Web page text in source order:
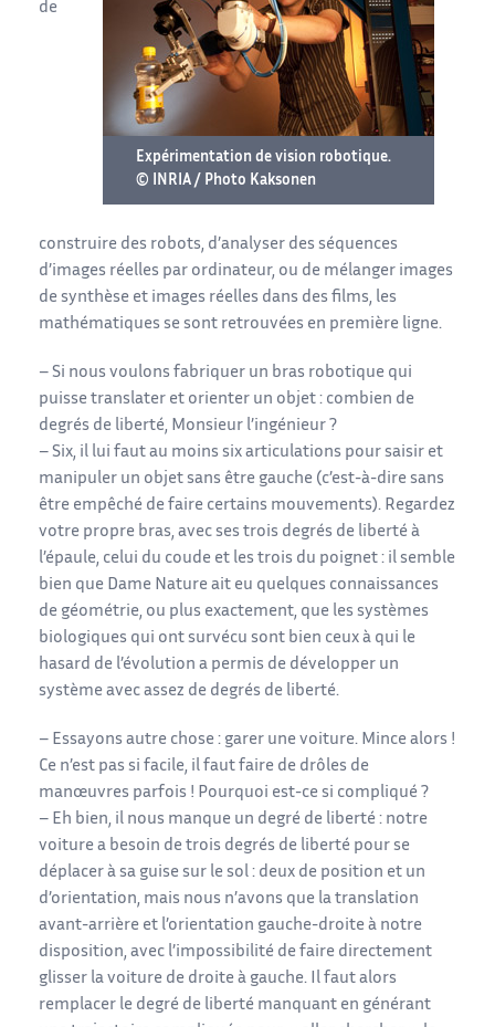
Expérimentation de vision robotique.
© INRIA / Photo Kaksonen
de
construire des robots, d’analyser des séquences
d’images réelles par ordinateur, ou de mélanger images
de synthèse et images réelles dans des films, les
mathématiques se sont retrouvées en première ligne.
– Si nous voulons fabriquer un bras robotique qui
puisse translater et orienter un objet : combien de
degrés de liberté, Monsieur l’ingénieur ?
– Six, il lui faut au moins six articulations pour saisir et
manipuler un objet sans être gauche (c’est-à-dire sans
être empêché de faire certains mouvements). Regardez
votre propre bras, avec ses trois degrés de liberté à
l’épaule, celui du coude et les trois du poignet : il semble
bien que Dame Nature ait eu quelques connaissances
de géométrie, ou plus exactement, que les systèmes
biologiques qui ont survécu sont bien ceux à qui le
hasard de l’évolution a permis de développer un
système avec assez de degrés de liberté.
– Essayons autre chose : garer une voiture. Mince alors !
Ce n’est pas si facile, il faut faire de drôles de
manœuvres parfois ! Pourquoi est-ce si compliqué ?
– Eh bien, il nous manque un degré de liberté : notre
voiture a besoin de trois degrés de liberté pour se
déplacer à sa guise sur le sol : deux de position et un
d’orientation, mais nous n’avons que la translation
avant-arrière et l’orientation gauche-droite à notre
disposition, avec l’impossibilité de faire directement
glisser la voiture de droite à gauche. Il faut alors
remplacer le degré de liberté manquant en générant